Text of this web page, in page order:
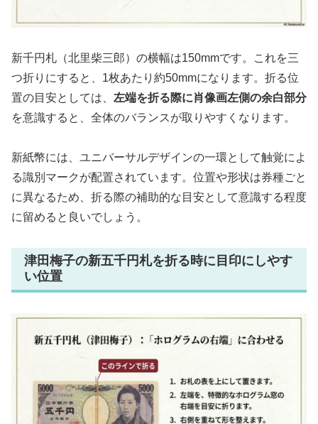
新千円札（北里柴三郎）の横幅は150mmです。これを三
つ折りにすると、1枚あたり約50mmになります。折る位
置の目安としては、 左端を折る際に肖像画左側の余白部分
を意識すると、全体のバランスが取りやすくなります。
新紙幣には、ユニバーサルデザインの一環として触覚によ
る識別マークが配置されています。位置や形状は券種ごと
に異なるため、折る際の補助的な目安として意識する程度
に留めると良いでしょう。
津田梅子の新五千円札を折る時に目印にしやす
い位置